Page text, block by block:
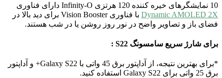
10 نمایشگرهای خیره کننده 120 هرتزی Infinity-O دارای فناوری
Dynamic AMOLED 2X
با فناوری Vision Booster برای دید بالا در
فضای باز و تصاویر واضح در نور روز روشن یا در شب هستند.
برای شارژ سریع سامسونگ S22 :
*برای بهترین نتیجه، از آداپتور برق 45 واتی با Galaxy S22+ و آداپتور
برق 25 واتی برای Galaxy S22 استفاده کنید.